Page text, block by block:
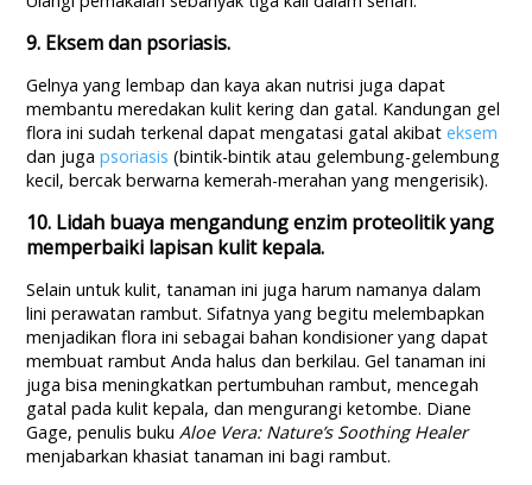
9. Eksem dan psoriasis.
Gelnya yang lembap dan kaya akan nutrisi juga dapat
membantu meredakan kulit kering dan gatal. Kandungan gel
flora ini sudah terkenal dapat mengatasi gatal akibateksem
dan jugapsoriasis (bintik-bintik atau gelembung-gelembung
kecil, bercak berwarna kemerah-merahan yang mengerisik).
10. Lidah buaya mengandung enzim proteolitik yang
memperbaiki lapisan kulit kepala.
Selain untuk kulit, tanaman ini juga harum namanya dalam
lini perawatan rambut. Sifatnya yang begitu melembapkan
menjadikan flora ini sebagai bahan kondisioner yang dapat
membuat rambut Anda halus dan berkilau. Gel tanaman ini
juga bisa meningkatkan pertumbuhan rambut, mencegah
gatal pada kulit kepala, dan mengurangi ketombe. Diane
Gage, penulis bukuAloe Vera: Nature’s Soothing Healer
menjabarkan khasiat tanaman ini bagi rambut.